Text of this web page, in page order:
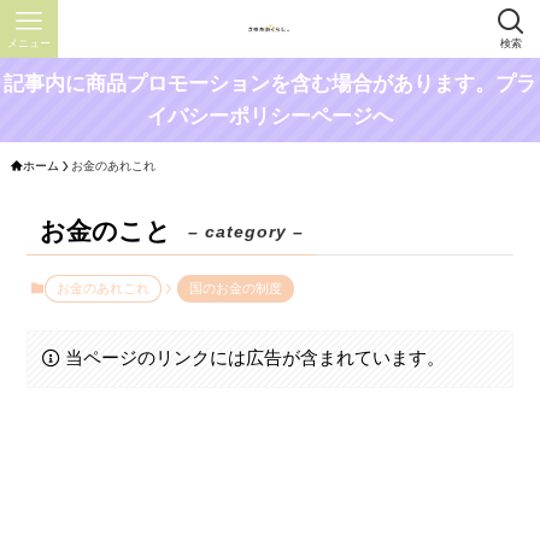
検索
メニュー
記事内に商品プロモーションを含む場合があります。プラ
イバシーポリシーページへ
ホーム お金のあれこれ
お金のこと – category –
お金のあれこれ 国のお金の制度
当ページのリンクには広告が含まれています。